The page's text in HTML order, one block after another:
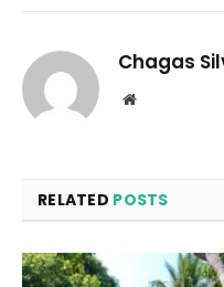
Chagas
Website
RELATED POSTS